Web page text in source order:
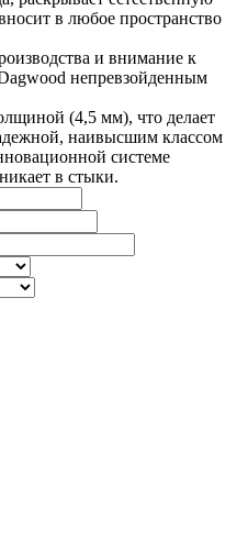
в любое пространство
и внимание к
непревзойденным
(4,5 мм), что делает
наивысшим классом
системе
в стыки.